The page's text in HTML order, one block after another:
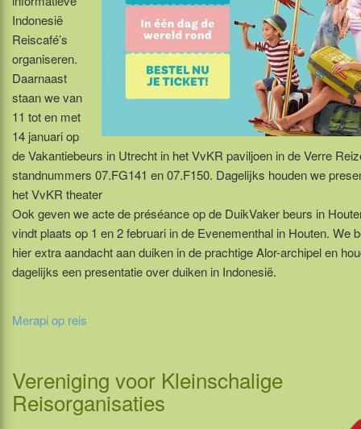
Indonesië
Reiscafé’s
organiseren.
Daarnaast
staan we van
11 tot en met
14 januari op
de Vakantiebeurs in Utrecht in het VvKR paviljoen in de Verre
standnummers 07.FG141 en 07.F150. Dagelijks houden we
het VvKR theater
Ook geven we acte de préséance op de DuikVaker beurs in
vindt plaats op 1 en 2 februari in de Evenementhal in Houten. We
hier extra aandacht aan duiken in de prachtige Alor-archipel en
dagelijks een presentatie over duiken in Indonesië.
Merapi op reis
Vereniging voor Kleinschalige
Reisorganisaties